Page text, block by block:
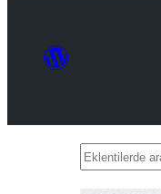
Eklentilerde